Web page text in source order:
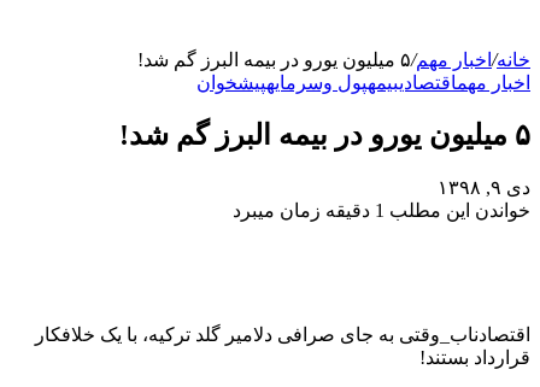
خانه/ اخبار مهم/۵ میلیون یورو در بیمه البرز گم شد!
اخبار مهماقتصادیبیمهپول وسرمایهپیشخوان
۵ میلیون یورو در بیمه البرز گم شد!
دی ۹, ۱۳۹۸
خواندن این مطلب 1 دقیقه زمان میبرد
اقتصادناب_وقتی به جای صرافی دلامیر گلد ترکیه، با یک خلافکار
قرارداد بستند!